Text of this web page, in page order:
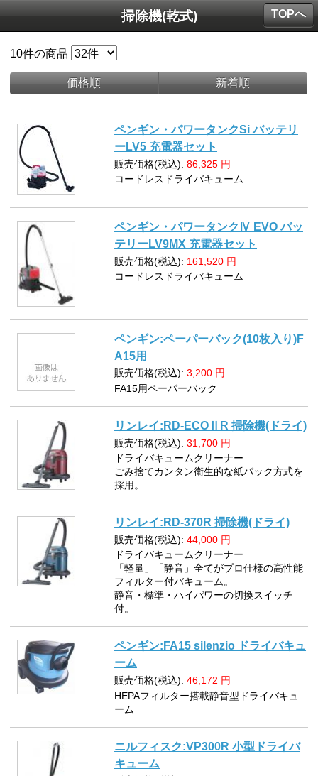
掃除機(乾式)
10件の商品
価格順 新着順
ペンギン・パワータンクSi バッテリ
ーLV5 充電器セット
販売価格(税込): 86,325 円
コードレスドライバキューム
ペンギン・パワータンクⅣ EVO バッ
テリーLV9MX 充電器セット
販売価格(税込): 161,520 円
コードレスドライバキューム
ペンギン:ペーパーバック(10枚入り)F
A15用
販売価格(税込): 3,200 円
FA15用ペーパーバック
リンレイ:RD-ECOⅡR 掃除機(ドライ)
販売価格(税込): 31,700 円
ドライバキュームクリーナー
ごみ捨てカンタン衛生的な紙パック方式を
採用。
リンレイ:RD-370R 掃除機(ドライ)
販売価格(税込): 44,000 円
ドライバキュームクリーナー
「軽量」「静音」全てがプロ仕様の高性能
フィルター付バキューム。
静音・標準・ハイパワーの切換スイッチ
付。
ペンギン:FA15 silenzio ドライバキュ
ーム
販売価格(税込): 46,172 円
HEPAフィルター搭載静音型ドライバキュ
ーム
ニルフィスク:VP300R 小型ドライバ
キューム
TOPへ